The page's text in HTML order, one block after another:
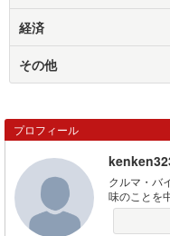
経済
その他
プロフィール
クルマ・バ
味のことを